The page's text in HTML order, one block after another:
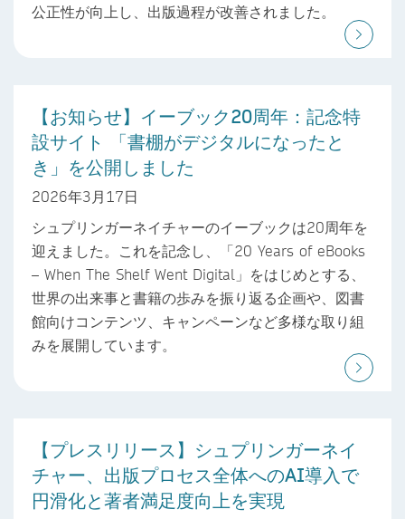
公正性が向上し、出版過程が改善されました。
【お知らせ】イーブック20周年：記念特
設サイト 「書棚がデジタルになったと
き」を公開しました
2026年3月17日
シュプリンガーネイチャーのイーブックは20周年を
迎えました。これを記念し、「20 Years of eBooks
– When The Shelf Went Digital」をはじめとする、
世界の出来事と書籍の歩みを振り返る企画や、図書
館向けコンテンツ、キャンペーンなど多様な取り組
みを展開しています。
【プレスリリース】シュプリンガーネイ
チャー、出版プロセス全体へのAI導入で
円滑化と著者満足度向上を実現